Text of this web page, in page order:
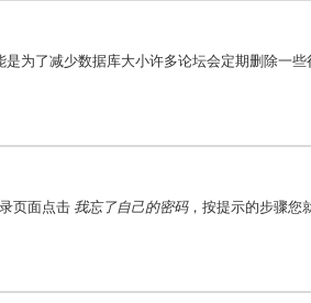
为了减少数据库大小许多论坛会定期删除一
页面点击 我忘了自己的密码，按提示的步骤您